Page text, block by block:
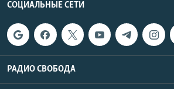
СОЦИАЛЬНЫЕ СЕТИ
РАДИО СВОБОДА